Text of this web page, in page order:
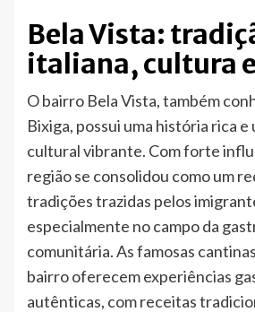
Bela Vista:
italiana, cultura
O bairro Bela Vista, também
Bixiga, possui uma história rica e
cultural vibrante. Com forte
região se consolidou como um
tradições trazidas pelos
especialmente no campo da
comunitária. As famosas
bairro oferecem experiências
autênticas, com receitas